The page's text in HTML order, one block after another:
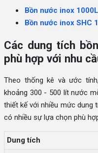
Bồn nước inox
Bồn nước inox SHC
Các dung tích
phù hợp với nhu
Theo thống kê và ước
khoảng 300 - 500 lít nước
thiết kế với nhiều mức dung
có nhiều sự lựa chọn phù
Dung tích